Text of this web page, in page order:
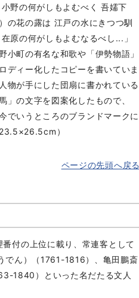
野の何がしもよむべく 吾嬬下
の花の露は 江戸の水にきつつ馴
在原の何がしもよむなるべし...」
小町の有名な和歌や「伊勢物語」
ディー化したコピーを書いていま
物が手にした団扇に書かれている
」の文字を図案化したもので、
でいうところのブランドマークに
）
ページの先頭へ戻る
付の上位に載り、常連客として
でん）（1761-1816）、亀田鵬斎
1840）といった名だたる文人